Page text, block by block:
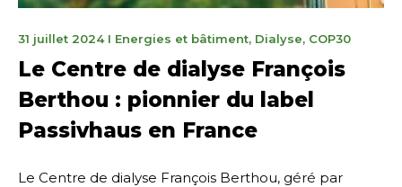
31 juillet 202411
novembre
2025
I Energies et bâtiment, Dialyse, COP30
Le Centre de dialyse François
Berthou : pionnier du label
Passivhaus en France
Le Centre de dialyse François Berthou, géré par